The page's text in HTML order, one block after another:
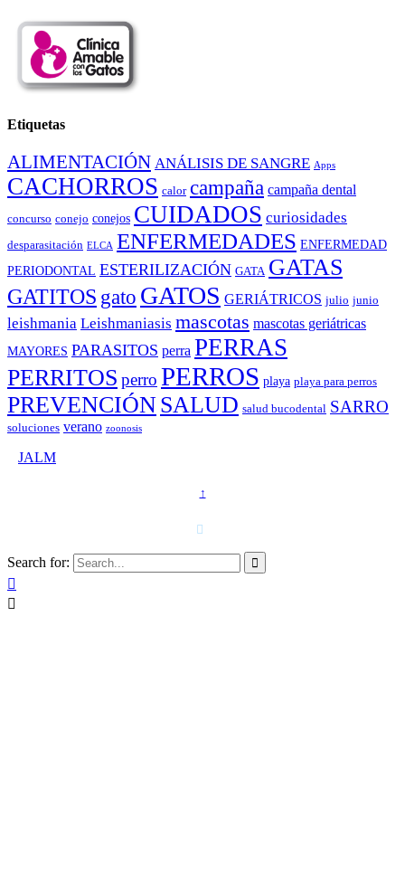
Etiquetas
ALIMENTACIÓN ANÁLISIS DE SANGRE Apps
CACHORROS calor campaña campaña dental
concurso conejo conejos CUIDADOS curiosidades
desparasitación ELCA ENFERMEDADES ENFERMEDAD
PERIODONTAL ESTERILIZACIÓN GATA GATAS
GATITOS gato GATOS GERIÁTRICOS julio junio
leishmania Leishmaniasis mascotas mascotas geriátricas
MAYORES PARASITOS perra PERRAS
PERRITOS perro PERROS playa playa para perros
PREVENCIÓNSALUD salud bucodental SARRO
soluciones verano zoonosis
JALM
↑

Search for: 

